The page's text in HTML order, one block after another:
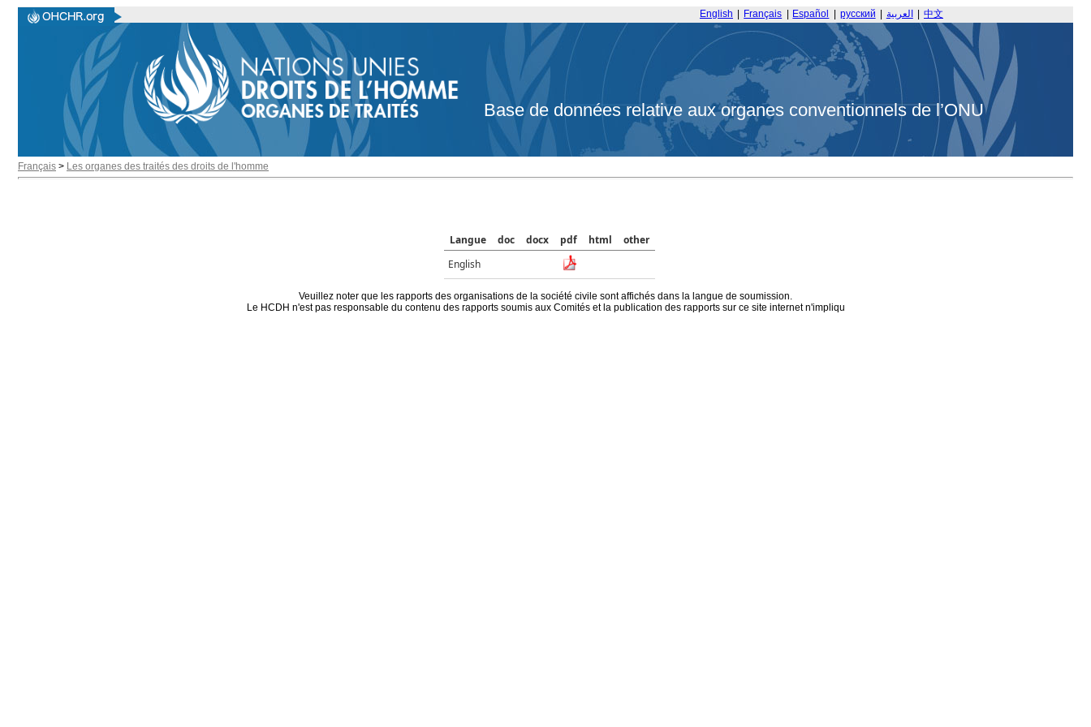
English Français Español русский العربية 中文
Base de données relative aux organes conventionnels de l’ONU
Français > Les organes des traités des droits de l'homme
Langue doc docx pdf html
other
English
Veuillez noter que les rapports des organisations de la société civile sont affichés dans la langue de soumission.
Le HCDH n'est pas responsable du contenu des rapports soumis aux Comités et la publication des rapports sur ce site internet n'impliqu